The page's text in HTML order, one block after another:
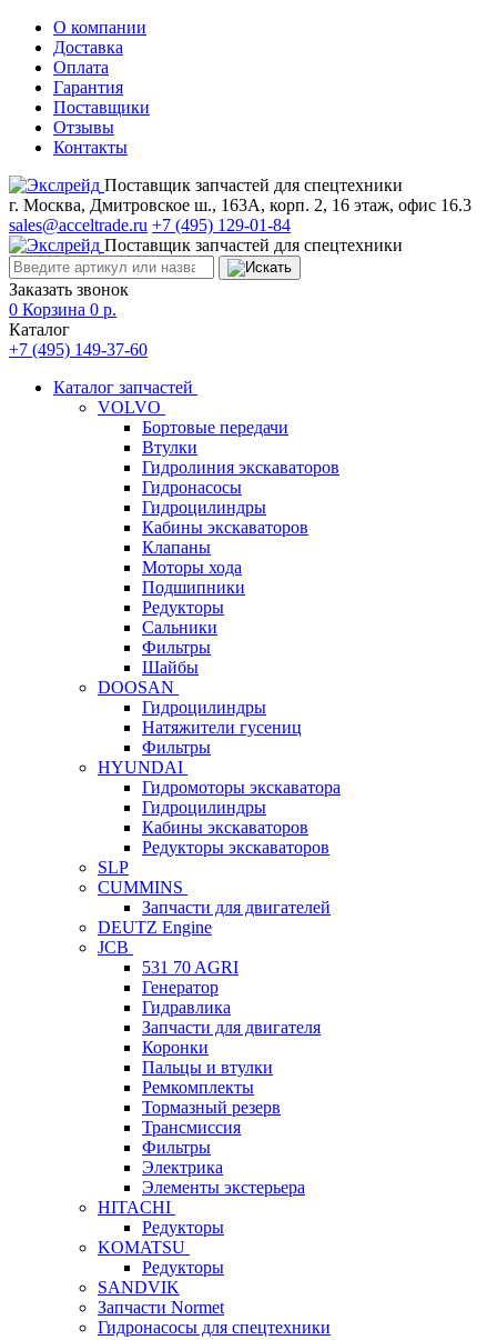
О компании
Доставка
Оплата
Гарантия
Поставщики
Отзывы
Контакты
Поставщик запчастей для спецтехники
г. Москва, Дмитровское ш., 163А, корп. 2, 16 этаж, офис 16.3
sales@acceltrade.ru +7 (495) 129-01-84
Поставщик запчастей для спецтехники
Заказать звонок
0 Корзина 0 р.
Каталог
+7 (495) 149-37-60
Каталог запчастей
VOLVO
Бортовые передачи
Втулки
Гидролиния экскаваторов
Гидронасосы
Гидроцилиндры
Кабины экскаваторов
Клапаны
Моторы хода
Подшипники
Редукторы
Сальники
Фильтры
Шайбы
DOOSAN
Гидроцилиндры
Натяжители гусениц
Фильтры
HYUNDAI
Гидромоторы экскаватора
Гидроцилиндры
Кабины экскаваторов
Редукторы экскаваторов
SLP
CUMMINS
Запчасти для двигателей
DEUTZ Engine
JCB
531 70 AGRI
Генератор
Гидравлика
Запчасти для двигателя
Коронки
Пальцы и втулки
Ремкомплекты
Тормазный резерв
Трансмиссия
Фильтры
Электрика
Элементы экстерьера
HITACHI
Редукторы
KOMATSU
Редукторы
SANDVIK
Запчасти Normet
Гидронасосы для спецтехники